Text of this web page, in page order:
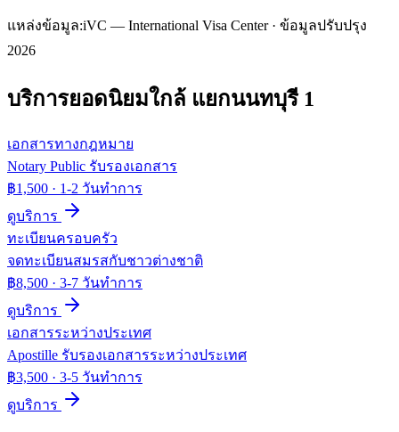
แหล่งข้อมูล:iVC — International Visa Center · ข้อมูลปรับปรุง
2026
บริการยอดนิยมใกล้ แยกนนทบุรี 1
เอกสารทางกฎหมาย
Notary Public รับรองเอกสาร
฿1,500 · 1-2 วันทำการ
ดูบริการ
ทะเบียนครอบครัว
จดทะเบียนสมรสกับชาวต่างชาติ
฿8,500 · 3-7 วันทำการ
ดูบริการ
เอกสารระหว่างประเทศ
Apostille รับรองเอกสารระหว่างประเทศ
฿3,500 · 3-5 วันทำการ
ดูบริการ